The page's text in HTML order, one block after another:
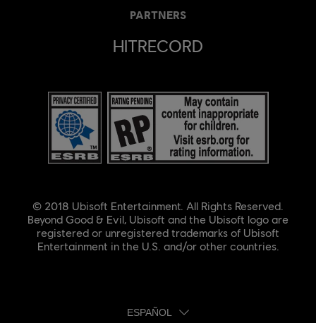
PARTNERS
HITRECORD
© 2018 Ubisoft Entertainment. All Rights Reserved.
Beyond Good & Evil, Ubisoft and the Ubisoft logo are
registered or unregistered trademarks of Ubisoft
Entertainment in the U.S. and/or other countries.
ESPAÑOL